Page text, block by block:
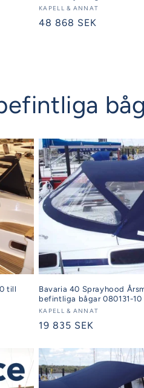
Säljare:
KAPELL & ANNAT
Ordinarie
48 868 SEK
till
Bavaria 40 Sprayhood
befintliga bågar 080131-10
Säljare:
KAPELL & ANNAT
Ordinarie
19 835 SEK